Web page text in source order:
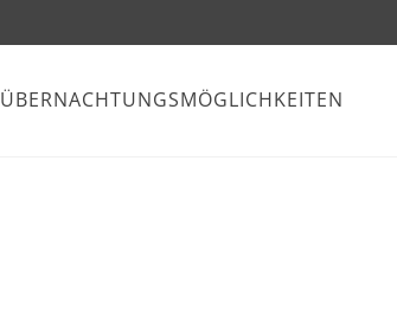
ÜBERNACHTUNGSMÖGLICHKEITEN